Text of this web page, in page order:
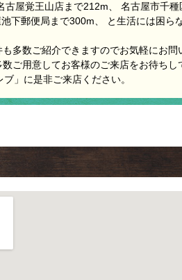
屋覚王山店まで212m、 名古屋市千
下郵便局まで300m、 と生活には困ら
多数ご紹介できますのでお気軽にお問
ご用意してお客様のご来店をお待ちし
」に是非ご来店ください。